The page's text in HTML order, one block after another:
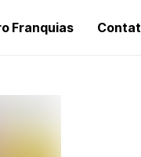
Franquias